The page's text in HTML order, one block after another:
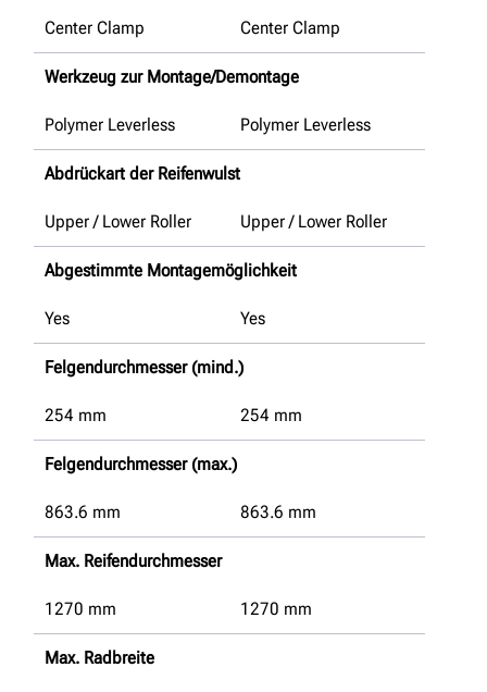
Center Clamp Center Clamp
Werkzeug zur Montage/Demontage
Polymer Leverless Polymer Leverless
Abdrückart der Reifenwulst
Upper / Lower Roller Upper / Lower Roller
Abgestimmte Montagemöglichkeit
Yes Yes
Felgendurchmesser (mind.)
254 mm 254 mm
Felgendurchmesser (max.)
863.6 mm 863.6 mm
Max. Reifendurchmesser
1270 mm 1270 mm
Max. Radbreite